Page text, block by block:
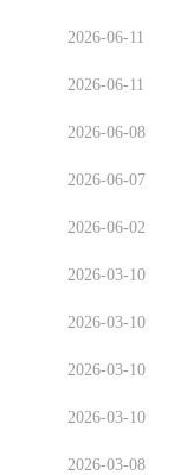
2026-06-11
2026-06-11
2026-06-08
2026-06-07
2026-06-02
2026-03-10
2026-03-10
2026-03-10
2026-03-10
2026-03-08